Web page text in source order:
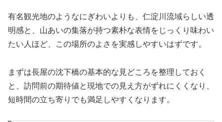
有名観光地のようなにぎわいよりも、仁淀川流域らしい透
明感と、山あいの集落が持つ素朴な表情をじっくり味わい
たい人ほど、この場所のよさを実感しやすいはずです。
まずは長屋の沈下橋の基本的な見どころを整理しておく
と、訪問前の期待値と現地での見え方がずれにくくなり、
短時間の立ち寄りでも満足しやすくなります。